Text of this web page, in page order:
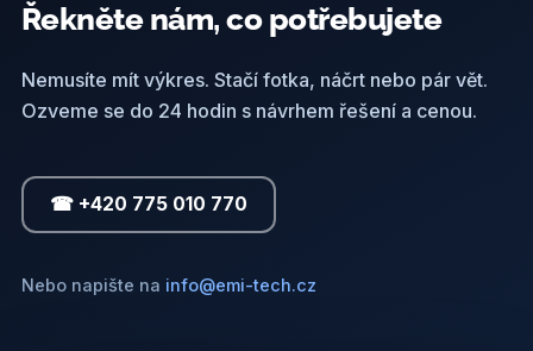
Řekněte nám, co potřebujete
Nemusíte mít výkres. Stačí fotka, náčrt nebo pár vět.
Ozveme se do 24 hodin s návrhem řešení a cenou.
☎ +420 775 010 770
Nebo napište na info@emi-tech.cz